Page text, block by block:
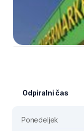
Odpiralni čas
Ponedeljek